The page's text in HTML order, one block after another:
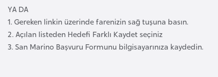
YA DA
1. Gereken linkin üzerinde farenizin sağ tuşuna basın.
2. Açılan listeden Hedefi Farklı Kaydet seçiniz
3. San Marino Başvuru Formunu bilgisayarınıza kaydedin.
b
a
y
c